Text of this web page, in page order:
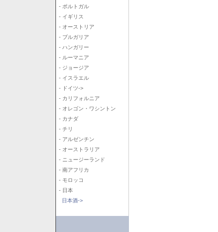
- ポルトガル
- イギリス
- オーストリア
- ブルガリア
- ハンガリー
- ルーマニア
- ジョージア
- イスラエル
- ドイツ->
- カリフォルニア
- オレゴン・ワシントン
- カナダ
- チリ
- アルゼンチン
- オーストラリア
- ニュージーランド
- 南アフリカ
- モロッコ
- 日本
日本酒->